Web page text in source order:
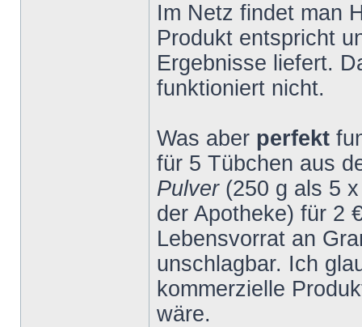
Im Netz findet man
Produkt entspricht
Ergebnisse liefert.
funktioniert nicht.
Was aber perfekt
für 5 Tübchen aus
Pulver(250 g als 5 x
der Apotheke) für 2
Lebensvorrat an
unschlagbar. Ich
kommerzielle
wäre.